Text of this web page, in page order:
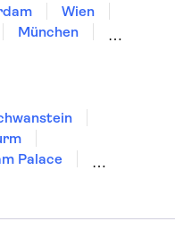
Wien
München
Palace
Keukenhof